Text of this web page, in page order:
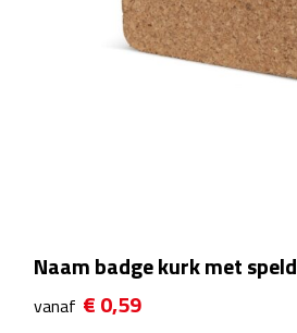
Rijbewijs- & kentekenhoezen
Zonneschermen
Fiets Accessoires
Naam badge kurk met speld
vanaf € 0,59